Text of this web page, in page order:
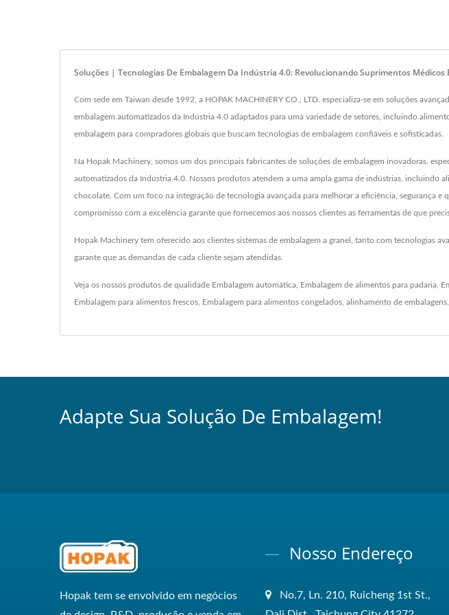
Soluções | Tecnologias De Embalagem Da Indústria 4.0: Revolucionando Suprimentos Médicos
Com sede em Taiwan desde 1992, a HOPAK MACHINERY CO., LTD. especializa-se em soluções
embalagem automatizados da Indústria 4.0 adaptados para uma variedade de setores, incluindo
embalagem para compradores globais que buscam tecnologias de embalagem confiáveis e sofisticadas.
Na Hopak Machinery, somos um dos principais fabricantes de soluções de embalagem inovadoras,
automatizados da Indústria 4.0. Nossos produtos atendem a uma ampla gama de indústrias, incluindo
chocolate. Com um foco na integração de tecnologia avançada para melhorar a eficiência, segurança
compromisso com a excelência garante que fornecemos aos nossos clientes as ferramentas de que
Hopak Machinery tem oferecido aos clientes sistemas de embalagem a granel, tanto com tecnologias
garante que as demandas de cada cliente sejam atendidas.
Veja os nossos produtos de qualidade Embalagem automática Embalagem de alimentos para padaria
Embalagem para alimentos frescos Embalagem para alimentos congelados alinhamento de embalagens
Adapte Sua Solução De Embalagem!
Hopak tem se envolvido em negócios
Nosso Endereço
No.7, Ln. 210, Ruicheng 1st St.,